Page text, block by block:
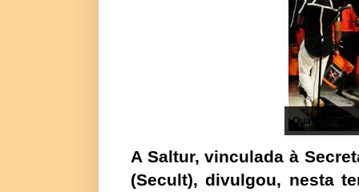
Quabales é
A Saltur, vinculada à
(Secult), divulgou, nesta